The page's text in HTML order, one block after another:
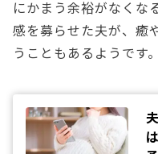
にかまう余裕がなくな
感を募らせた夫が、癒
うこともあるようです。